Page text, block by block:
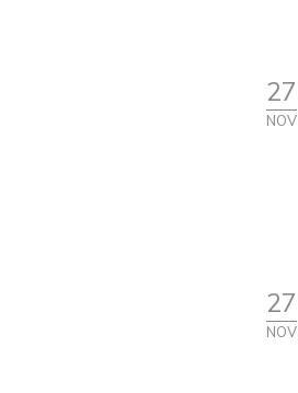
27
NOV
27
NOV